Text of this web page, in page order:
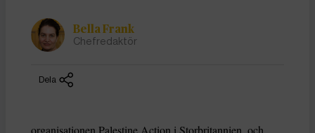
Bella Frank
Chefredaktör
Dela
organisationen Palestine Action i Storbritannien, och